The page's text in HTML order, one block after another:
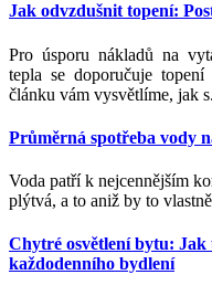
Jak odvzdušnit topení:
Pro úsporu nákladů na
tepla se doporučuje
článku vám vysvětlíme, jak
Průměrná spotřeba vody
Voda patří k nejcennějším
plýtvá, a to aniž by to
Chytré osvětlení bytu:
každodenního bydlení